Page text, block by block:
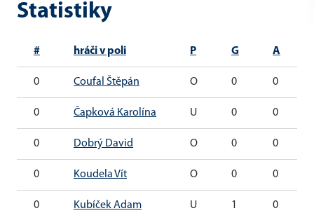
Statistiky
# hráči v poli P G A
0 Coufal Štěpán O 0 0
0 Čapková Karolína U 0 0
0 Dobrý David O 0 0
0 Koudela Vít O 0 0
0 Kubíček Adam U 1 0